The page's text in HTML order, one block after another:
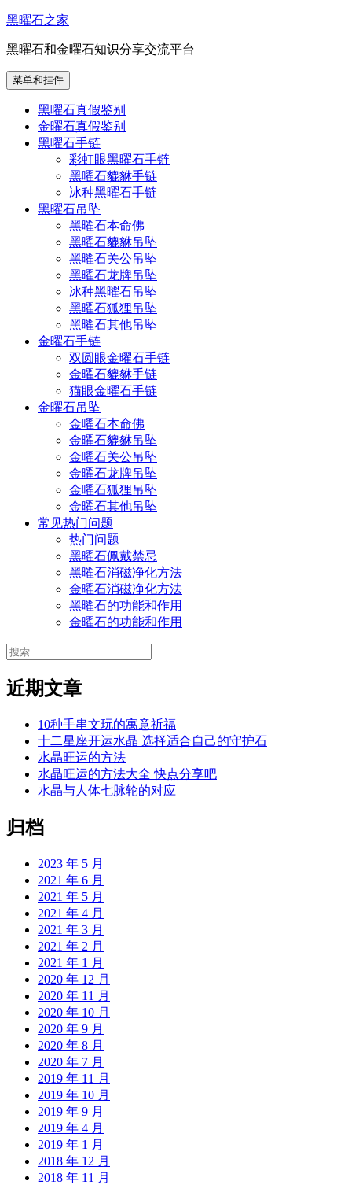
跳
内
容
黑曜石之家
黑曜石和金曜石知识分享交流平台
菜单和挂件
黑曜石真假鉴别
金曜石真假鉴别
黑曜石手链
彩虹眼黑曜石手链
黑曜石貔貅手链
冰种黑曜石手链
黑曜石吊坠
黑曜石本命佛
黑曜石貔貅吊坠
黑曜石关公吊坠
黑曜石龙牌吊坠
冰种黑曜石吊坠
黑曜石狐狸吊坠
黑曜石其他吊坠
金曜石手链
双圆眼金曜石手链
金曜石貔貅手链
猫眼金曜石手链
金曜石吊坠
金曜石本命佛
金曜石貔貅吊坠
金曜石关公吊坠
金曜石龙牌吊坠
金曜石狐狸吊坠
金曜石其他吊坠
常见热门问题
热门问题
黑曜石佩戴禁忌
黑曜石消磁净化方法
金曜石消磁净化方法
黑曜石的功能和作用
金曜石的功能和作用
搜
近期文章
10种手串文玩的寓意祈福
十二星座开运水晶 选择适合自己的守护石
水晶旺运的方法
水晶旺运的方法大全 快点分享吧
水晶与人体七脉轮的对应
归档
2023 年 5 月
2021 年 6 月
2021 年 5 月
2021 年 4 月
2021 年 3 月
2021 年 2 月
2021 年 1 月
2020 年 12 月
2020 年 11 月
2020 年 10 月
2020 年 9 月
2020 年 8 月
2020 年 7 月
2019 年 11 月
2019 年 10 月
2019 年 9 月
2019 年 4 月
2019 年 1 月
2018 年 12 月
2018 年 11 月